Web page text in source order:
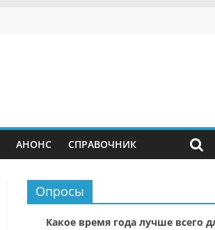
АНОНС СПРАВОЧНИК
Опросы
Какое время года лучше всего